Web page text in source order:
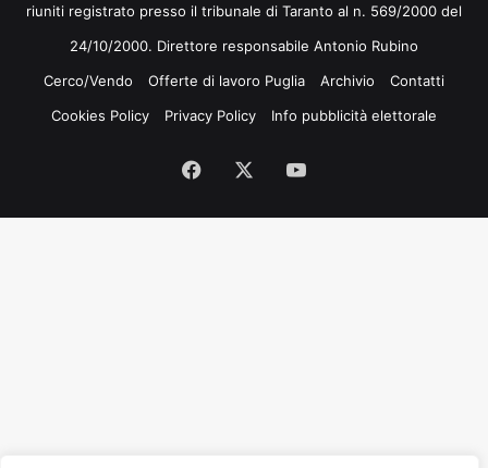
riuniti registrato presso il tribunale di Taranto al n. 569/2000 del
24/10/2000. Direttore responsabile Antonio Rubino
Cerco/Vendo
Offerte di lavoro Puglia Archivio
Contatti
Cookies Policy
Privacy Policy Info pubblicità elettorale
Facebook
Tube